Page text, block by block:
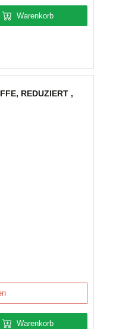
Warenkorb
REDUZIERT ,
Warenkorb